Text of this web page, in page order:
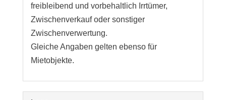
freibleibend und vorbehaltlich Irrtümer,
Zwischenverkauf oder sonstiger
Zwischenverwertung.
Gleiche Angaben gelten ebenso für
Mietobjekte.